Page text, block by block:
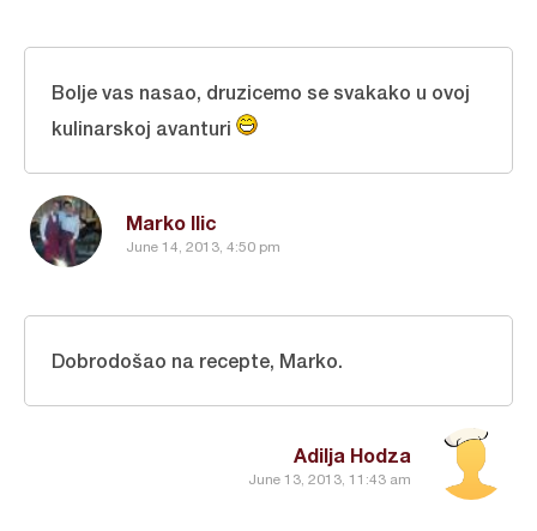
Marko Ilic
June 14, 2013, 4:50 pm
Bolje vas nasao, druzicemo se svakako u ovoj
kulinarskoj avanturi
Adilja Hodza
June 13, 2013, 11:43 am
Dobrodošao na recepte, Marko.